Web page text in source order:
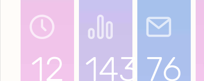
12 143 76